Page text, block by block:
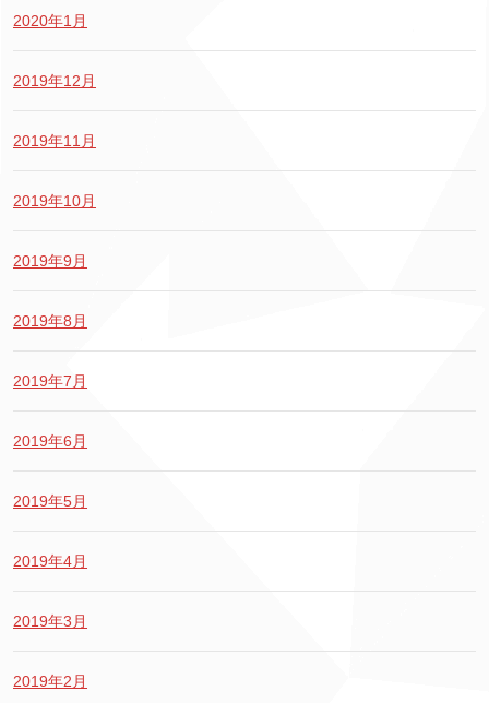
2020年1月
2019年12月
2019年11月
2019年10月
2019年9月
2019年8月
2019年7月
2019年6月
2019年5月
2019年4月
2019年3月
2019年2月